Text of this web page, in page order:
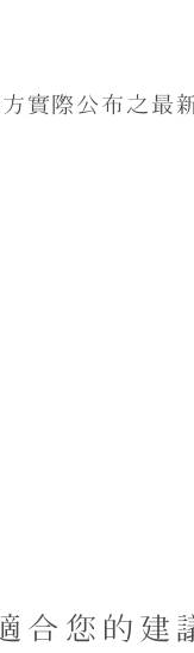
實際公布之最
合您的建